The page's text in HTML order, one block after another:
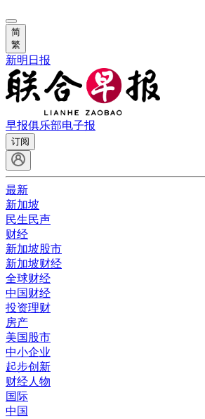
简
繁
新明日报
早报俱乐部电子报
订阅
最新
新加坡
民生民声
财经
新加坡股市
新加坡财经
全球财经
中国财经
投资理财
房产
美国股市
中小企业
起步创新
财经人物
国际
中国